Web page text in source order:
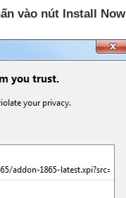
vào nút Install Now